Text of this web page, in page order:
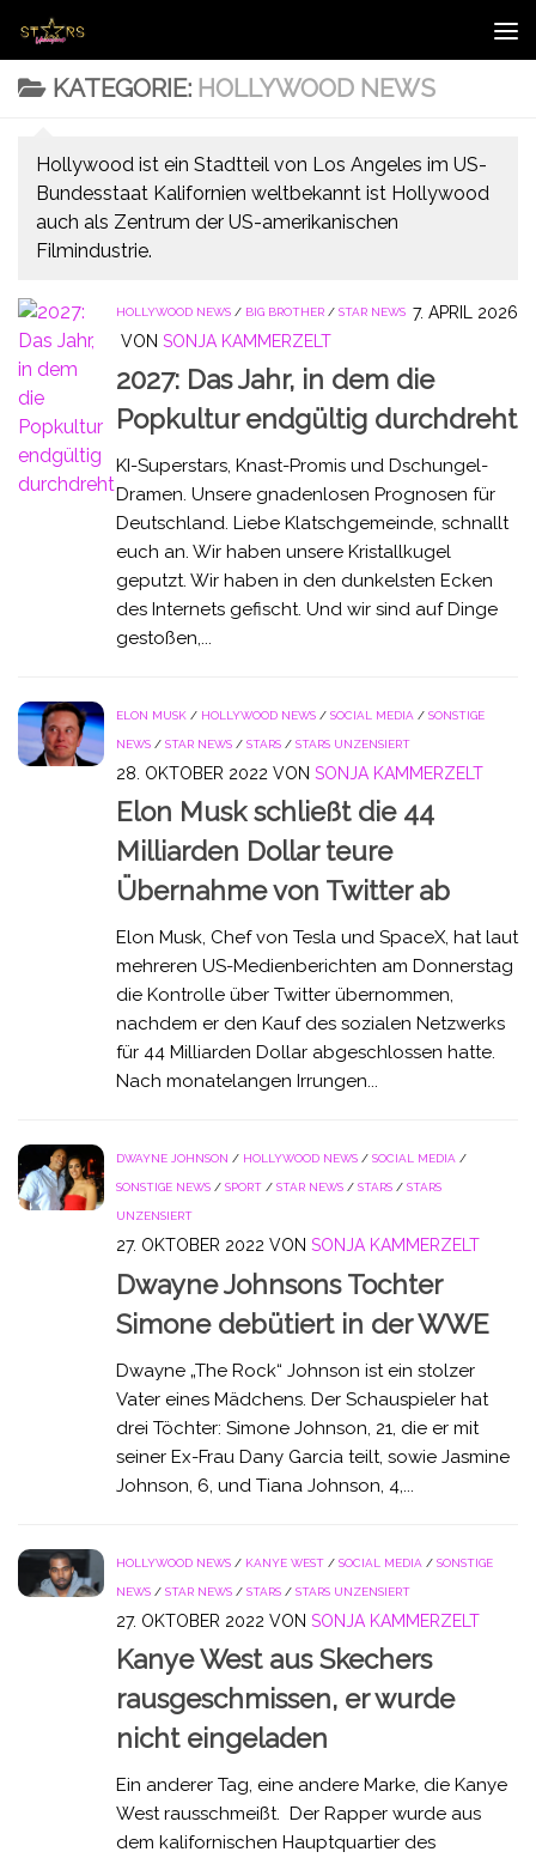
Zum Inhalt springen
KATEGORIE: HOLLYWOOD NEWS
Hollywood ist ein Stadtteil von Los Angeles im US-
Bundesstaat Kalifornien weltbekannt ist Hollywood
auch als Zentrum der US-amerikanischen
Filmindustrie.
HOLLYWOOD NEWS / BIG BROTHER / STAR NEWS 7. APRIL 2026
VON SONJA KAMMERZELT
2027: Das Jahr, in dem die
Popkultur endgültig durchdreht
KI-Superstars, Knast-Promis und Dschungel-
Dramen. Unsere gnadenlosen Prognosen für
Deutschland. Liebe Klatschgemeinde, schnallt
euch an. Wir haben unsere Kristallkugel
geputzt. Wir haben in den dunkelsten Ecken
des Internets gefischt. Und wir sind auf Dinge
gestoßen,...
ELON MUSK / HOLLYWOOD NEWS / SOCIAL MEDIA / SONSTIGE
NEWS / STAR NEWS / STARS / STARS UNZENSIERT
28. OKTOBER 2022 VON SONJA KAMMERZELT
Elon Musk schließt die 44
Milliarden Dollar teure
Übernahme von Twitter ab
Elon Musk, Chef von Tesla und SpaceX, hat laut
mehreren US-Medienberichten am Donnerstag
die Kontrolle über Twitter übernommen,
nachdem er den Kauf des sozialen Netzwerks
für 44 Milliarden Dollar abgeschlossen hatte.
Nach monatelangen Irrungen...
DWAYNE JOHNSON / HOLLYWOOD NEWS / SOCIAL MEDIA /
SONSTIGE NEWS / SPORT / STAR NEWS / STARS / STARS
UNZENSIERT
27. OKTOBER 2022 VON SONJA KAMMERZELT
Dwayne Johnsons Tochter
Simone debütiert in der WWE
Dwayne „The Rock“ Johnson ist ein stolzer
Vater eines Mädchens. Der Schauspieler hat
drei Töchter: Simone Johnson, 21, die er mit
seiner Ex-Frau Dany Garcia teilt, sowie Jasmine
Johnson, 6, und Tiana Johnson, 4,...
HOLLYWOOD NEWS / KANYE WEST / SOCIAL MEDIA / SONSTIGE
NEWS / STAR NEWS / STARS / STARS UNZENSIERT
27. OKTOBER 2022 VON SONJA KAMMERZELT
Kanye West aus Skechers
rausgeschmissen, er wurde
nicht eingeladen
Ein anderer Tag, eine andere Marke, die Kanye
West rausschmeißt. Der Rapper wurde aus
dem kalifornischen Hauptquartier des